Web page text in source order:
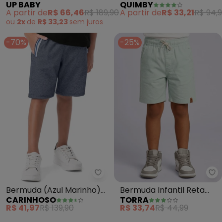
Elastano (Azul)
UP BABY
A partir deR$ 66,46R$ 189,90
ou 2x de R$ 33,23 sem juros
+50 (Azul)
QUIMBY
A partir deR$ 33,21R$
-70%
Carinhoso - Bermuda (Azul
Bermuda (Azul Marinho)
em Moletom Piquet
Menino
CARINHOSO
R$ 41,97R$ 139,90
-25%
Bermuda Infantil Reta
Algodão com Bolsos
(Verde)
TORRA
R$ 33,74R$ 44,99